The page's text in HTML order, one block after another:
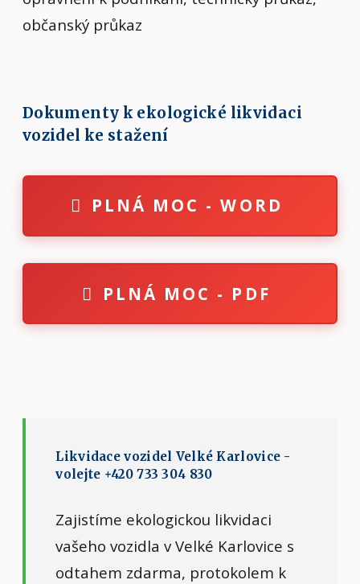
občanský průkaz
Dokumenty k ekologické likvidaci
vozidel ke stažení
PLNÁ MOC - WORD
PLNÁ MOC - PDF
Likvidace vozidel Velké Karlovice -
volejte +420 733 304 830
Zajistíme ekologickou likvidaci
vašeho vozidla v Velké Karlovice s
odtahem zdarma, protokolem k